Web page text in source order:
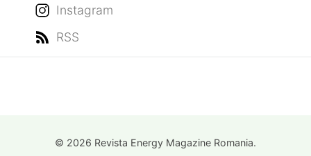
Instagram
RSS
© 2026 Revista Energy Magazine Romania.